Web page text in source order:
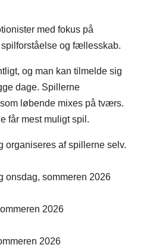
med fokus på
og fællesskab.
og man kan tilmelde sig
dage. Spillerne
løbende mixes på tværs.
får mest muligt spil.
organiseres af spillerne selv.
onsdag, sommeren 2026
2026
2026